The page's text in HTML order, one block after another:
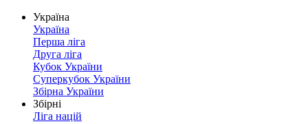
Україна
Україна
Перша ліга
Друга ліга
Кубок України
Суперкубок України
Збірна України
Збірні
Ліга націй